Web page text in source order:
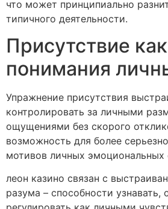
что может принципиально
типичного деятельности.
Присутствие
понимания
Упражнение присутствия
контролировать за личными
ощущениями без скорого
возможность для более
мотивов личных эмоциональных
леон казино связан с
разума – способности узнавать,